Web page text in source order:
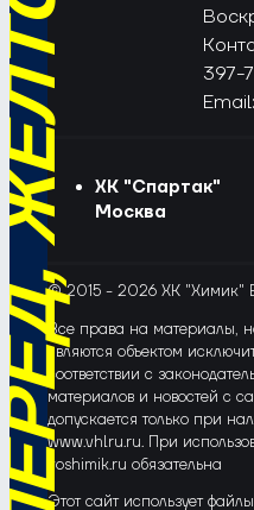
397-
Email:
ХК "Спартак"
Москва
© 2015 - 2026 ХК "Химик"
Все права на материалы,
являются объектом
соответствии с
материалов и новостей с
допускается только при
www.vhlru.ru. При
voshimik.ru обязательна
Этот сайт использует